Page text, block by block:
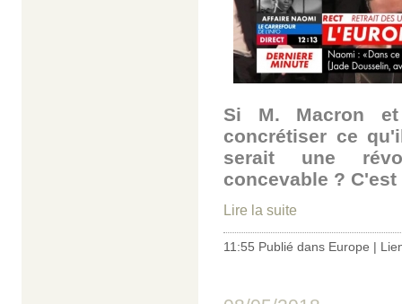
Si M. Macron
concrétiser ce
serait une
concevable ?
Lire la suite
11:55 Publié dans Europe |